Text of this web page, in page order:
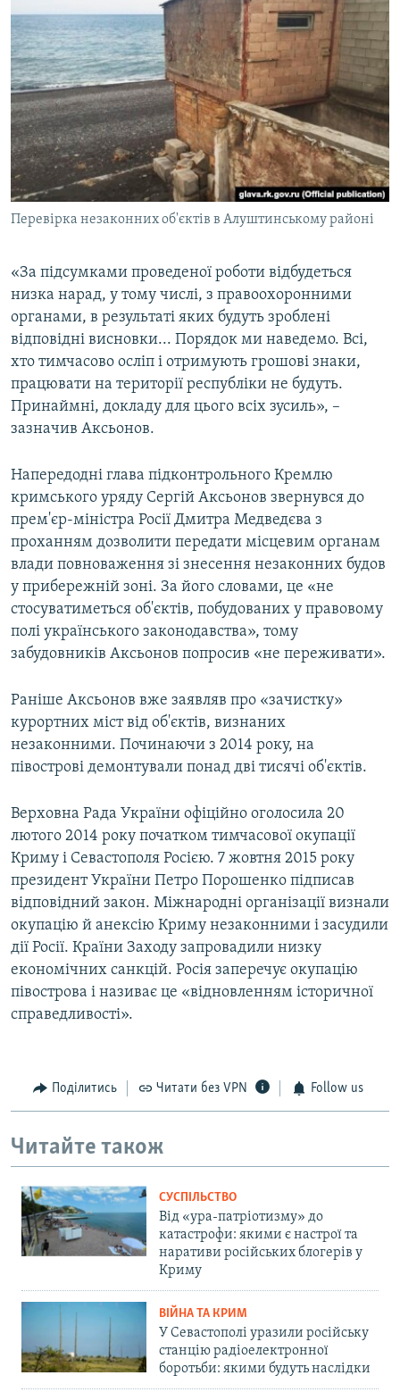
Перевірка незаконних об'єктів в Алуштинському районі
«За підсумками проведеної роботи відбудеться
низка нарад, у тому числі, з правоохоронними
органами, в результаті яких будуть зроблені
відповідні висновки... Порядок ми наведемо. Всі,
хто тимчасово осліп і отримують грошові знаки,
працювати на території республіки не будуть.
Принаймні, докладу для цього всіх зусиль», –
зазначив Аксьонов.
Напередодні глава підконтрольного Кремлю
кримського уряду Сергій Аксьонов звернувся до
прем'єр-міністра Росії Дмитра Медведєва з
проханням дозволити передати місцевим органам
влади повноваження зі знесення незаконних будов
у прибережній зоні. За його словами, це «не
стосуватиметься об'єктів, побудованих у правовому
полі українського законодавства», тому
забудовників Аксьонов попросив «не переживати».
Раніше Аксьонов вже заявляв про «зачистку»
курортних міст від об'єктів, визнаних
незаконними. Починаючи з 2014 року, на
півострові демонтували понад дві тисячі об'єктів.
Верховна Рада України офіційно оголосила 20
лютого 2014 року початком тимчасової окупації
Криму і Севастополя Росією. 7 жовтня 2015 року
президент України Петро Порошенко підписав
відповідний закон. Міжнародні організації визнали
окупацію й анексію Криму незаконними і засудили
дії Росії. Країни Заходу запровадили низку
економічних санкцій. Росія заперечує окупацію
півострова і називає це «відновленням історичної
справедливості».
Поділитись Читати без VPN Follow us
Читайте також
СУСПІЛЬСТВО
Від «ура-патріотизму» до
катастрофи: якими є настрої та
наративи російських блогерів у
Криму
ВІЙНА ТА КРИМ
У Севастополі уразили російську
станцію радіоелектронної
боротьби: якими будуть наслідки